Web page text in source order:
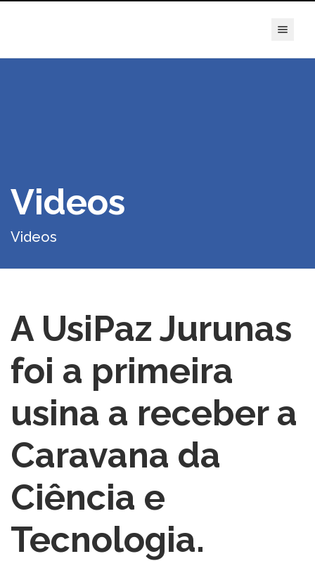
true
Videos
Videos
A UsiPaz Jurunas
foi a primeira
usina a receber a
Caravana da
Ciência e
Tecnologia.